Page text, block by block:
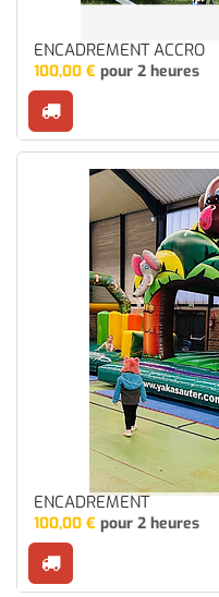
ENCADREMENT ACCRO
100,00 € pour 2 heures
ENCADREMENT
100,00 € pour 2 heures